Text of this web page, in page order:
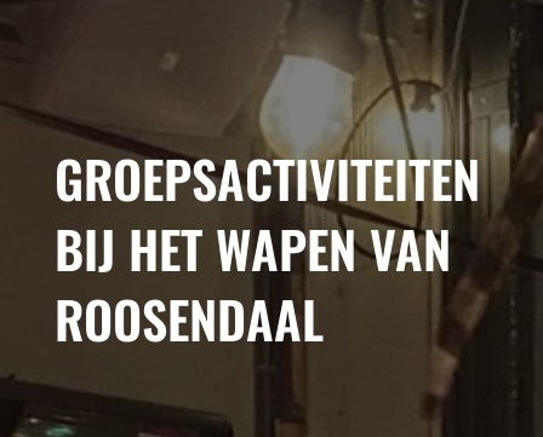
GROEPSACTIVITEITEN
BIJ HET WAPEN VAN
ROOSENDAAL